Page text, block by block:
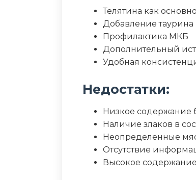
Телятина как
Добавление таурина
Профилактика МКБ
Дополнительный
Удобная
Недостатки:
Низкое содержание
Наличие злаков в
Неопределенные
Отсутствие
Высокое содержание